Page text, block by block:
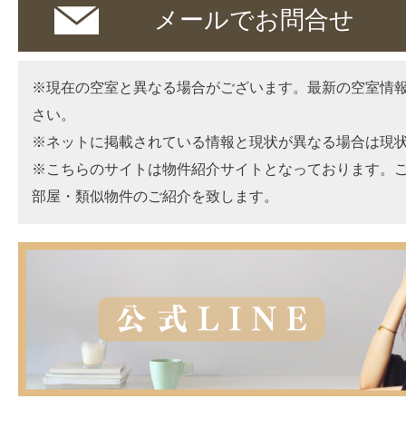
メールでお問合せ
※現在の空室と異なる場合がございます。最新の空室情
さい。
※ネットに掲載されている情報と現状が異なる場合は現
※こちらのサイトは物件紹介サイトとなっております。
部屋・類似物件のご紹介を致します。